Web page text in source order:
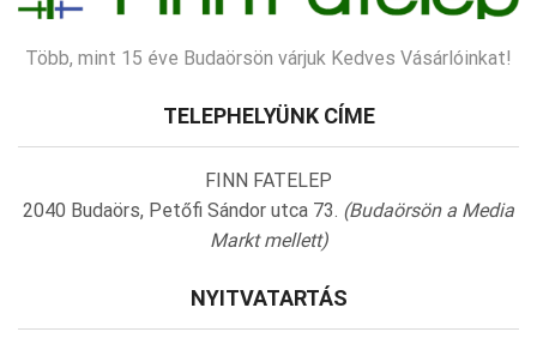
Több, mint 15 éve Budaörsön várjuk Kedves Vásárlóinkat!
TELEPHELYÜNK CÍME
FINN FATELEP
2040 Budaörs, Petőfi Sándor utca 73. (Budaörsön a Media
Markt mellett)
NYITVATARTÁS